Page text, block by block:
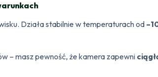
Działa stabilnie w temperaturach od
– masz pewność, że kamera zapewni